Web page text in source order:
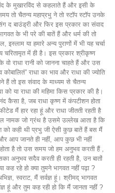
के मुखारविंद से कहलाते हैं और इसी के
तो चैतन्य महाप्रभु ने तो स्टॉप स्टॉप उनके
द बाउंड्री और फिर इस प्रकार का संवाद
के भी परे की बातें हैं और धर्म की तो
या हमारे अन्य पुराणों में भी यह चर्चा
में ही है। इस प्रकार श्रीकृष्ण
राधा रानी को जानना चाहते हैं और उस
राधा का भाव और राधा की ज्योति
हैं तो इस संवाद के माध्यम से चैतन्य
को या राधा की महिमा किस प्रकार की है।
कैसा है, जब राधा कृष्ण में कंपटीशन होता
मैं हार रहा हूं और राधा जीतती रहती है
नामक जो ग्रंथ है उसमे उल्लेख आता है कि
को कही थी प्रभु जी ऐसी कुछ बातें हैं बस मैं
और आप जानते ही नहीं, आप कुछ भी नहीं
है तो उस समय जो हम अनुभव करती हैं ,
अनुभव सदैव करती ही रहती है, उन बातों
कह रहे हो क्या तुमने भागवत नहीं पढ़ा ?
स्वराट, मैं सर्वज्ञ हूं। श्रीमद् भागवत
हूं और तुम कह रही हो कि मैं जानता नहीं ?